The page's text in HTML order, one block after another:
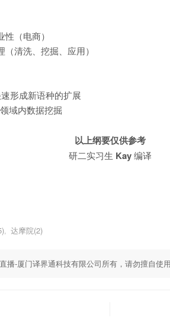
（电商）
清洗、挖掘、应用）
形成新语种的扩展
域内数据挖掘
以上纲要仅供参考
研二实习生 Kay编译
达摩院(2)
播-厦门译界通科技有限公司所有，请勿擅自使用